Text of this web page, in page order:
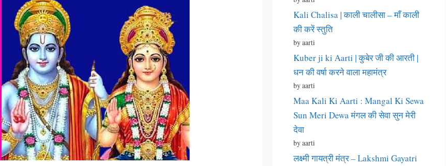
Kali Chalisa | काली चालीसा – माँ काली
की करें स्तुति
by aarti
Kuber ji ki Aarti | कुबेर जी की आरती |
धन की वर्षा करने वाला महामंत्र
by aarti
Maa Kali Ki Aarti : Mangal Ki Sewa
Sun Meri Dewa मंगल की सेवा सुन मेरी
देवा
by aarti
लक्ष्मी गायत्री मंत्र – Lakshmi Gayatri